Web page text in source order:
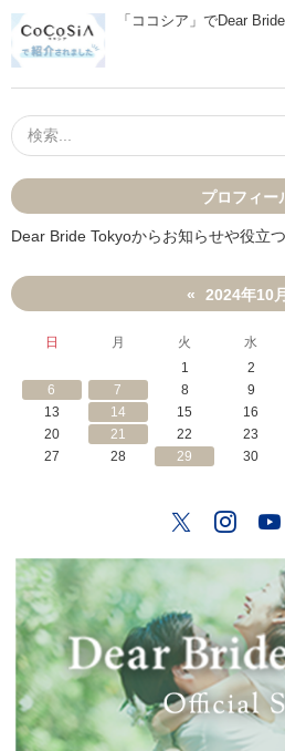
「ココシア」でDear
プロフィー
Dear Bride Tokyoからお知らせや役立
« 2024年10月
日 月 火 水
1
2
6
7 8 9
13
14 15 16
20
21 22 23
27
28 29 30
Twitter